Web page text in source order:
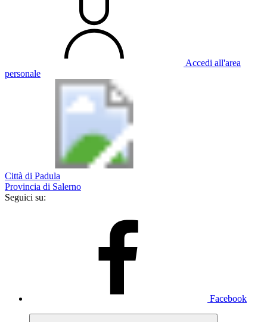
Accedi all'area
personale
Città di Padula
Provincia di Salerno
Seguici su:
Facebook